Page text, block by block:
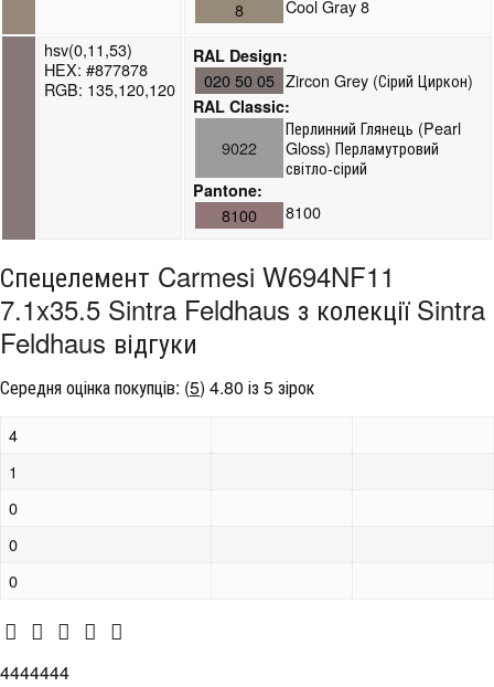
8
Cool Gray 8
hsv(0,11,53)
HEX: #877878
RGB: 135,120,120
RAL Design:
020 50 05 Zircon Grey (Сірий Циркон)
RAL Classic:
9022
Перлинний Глянець (Pearl
Gloss) Перламутровий
світло-сірий
Pantone:
8100 8100
Спецелемент Carmesi W694NF11
7.1x35.5 Sintra Feldhaus з колекції Sintra
Feldhaus відгуки
Середня оцінка покупців: (5) 4.80 із 5 зірок
4
1
0
0
0
4444444